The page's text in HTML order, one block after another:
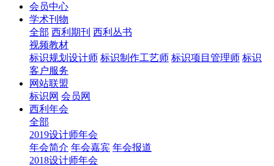
会员中心
学术刊物
全部 西利期刊 西利丛书
视频教材
标识规划设计师 标识制作工艺师 标识项目管理师 标识
客户服务
网站联盟
标识网 会员网
西利年会
全部
2019设计师年会
年会简介 年会嘉宾 年会报道
2018设计师年会